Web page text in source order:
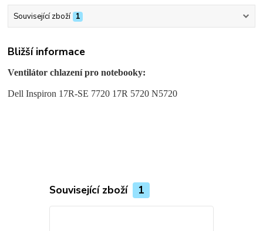
Související zboží 1
Bližší informace
Ventilátor chlazení pro notebooky:
Dell Inspiron 17R-SE 7720 17R 5720 N5720
Související zboží 1